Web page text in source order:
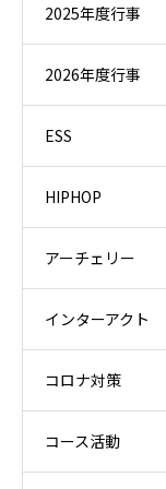
2025年度行事
2026年度行事
ESS
HIPHOP
アーチェリー
インターアクト
コロナ対策
コース活動